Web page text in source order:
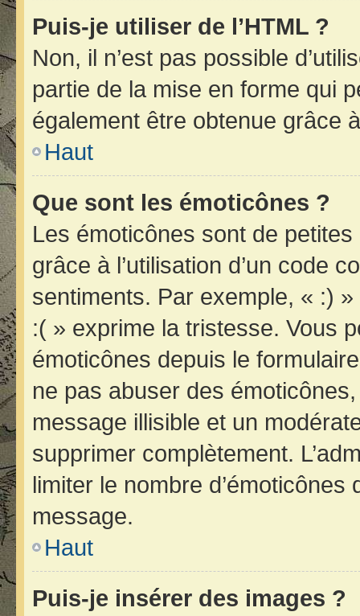
Puis-je utiliser de l’HTML ?
Non, il n’est pas possible
partie de la mise en forme qui
également être obtenue grâce
Haut
Que sont les émoticônes ?
Les émoticônes sont de
grâce à l’utilisation d’un code
sentiments. Par exemple, « :)
:( » exprime la tristesse. Vous
émoticônes depuis le
ne pas abuser des
message illisible et un
supprimer complètement.
limiter le nombre
message.
Haut
Puis-je insérer des images ?